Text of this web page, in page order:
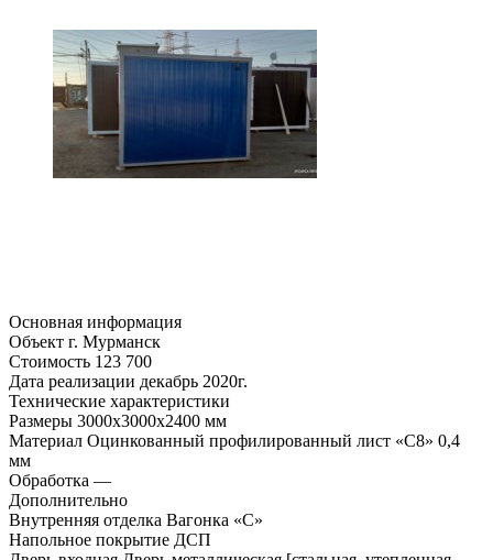
Основная информация
Объект г. Мурманск
Стоимость 123 700
Дата реализации декабрь 2020г.
Технические характеристики
Размеры 3000х3000х2400 мм
Материал Оцинкованный профилированный лист «С8» 0,4
мм
Обработка —
Дополнительно
Внутренняя отделка Вагонка «С»
Напольное покрытие ДСП